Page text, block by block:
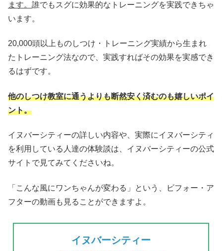
ます。 誰でもスグに効果的なトレーニングを実践できちゃ
います。
20,000頭以上ものしつけ・トレーニング実績から生まれ
たトレーニング法なので、実践すればその効果を実感でき
るはずです。
他のしつけ教室に通うよりも断然安く済むのも嬉しいポイ
ント。
イヌバーシティーの詳しい内容や、実際にイヌバーシティ
を利用している人達の体験談は、イヌバーシティーの公式
サイトで見てみてくださいね。
「こんな風にワンちゃんが変わる」という、ビフォー・ア
フターの動画も見ることができますよ。
イヌバーシティー